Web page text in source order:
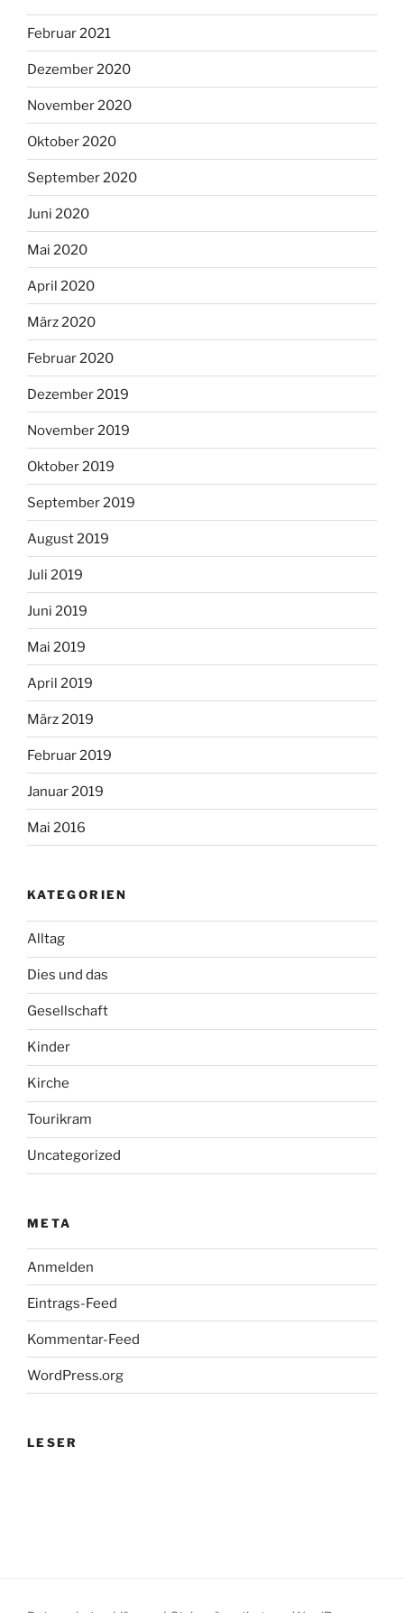
Februar 2021
Dezember 2020
November 2020
Oktober 2020
September 2020
Juni 2020
Mai 2020
April 2020
März 2020
Februar 2020
Dezember 2019
November 2019
Oktober 2019
September 2019
August 2019
Juli 2019
Juni 2019
Mai 2019
April 2019
März 2019
Februar 2019
Januar 2019
Mai 2016
KATEGORIEN
Alltag
Dies und das
Gesellschaft
Kinder
Kirche
Tourikram
Uncategorized
META
Anmelden
Eintrags-Feed
Kommentar-Feed
WordPress.org
LESER